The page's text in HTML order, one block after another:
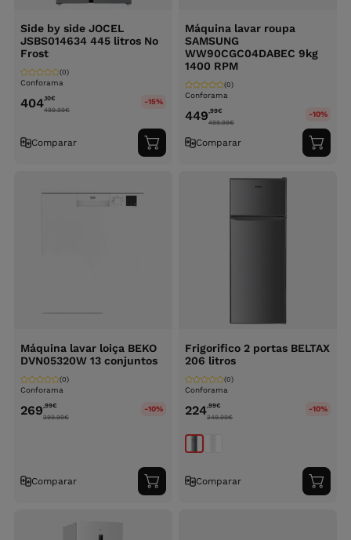
Side by side JOCEL
JSBS014634 445 litros No
Frost
Conforama
(0)
404,10€
499.99€
-15%
Comparar
Adicionar
ao
Máquina lavar roupa
SAMSUNG
WW90CGC04DABEC 9kg
1400 RPM
Conforama
(0)
449,99€
499.99€
-10%
Comparar
ao
Máquina lavar loiça BEKO
DVN05320W 13 conjuntos
Conforama
(0)
269,99€
299.99€
-10%
Comparar
Adicionar
ao
Frigorifico 2 portas BELTAX
206 litros
Conforama
(0)
224,99€
249.99€
-10%
Comparar
ao